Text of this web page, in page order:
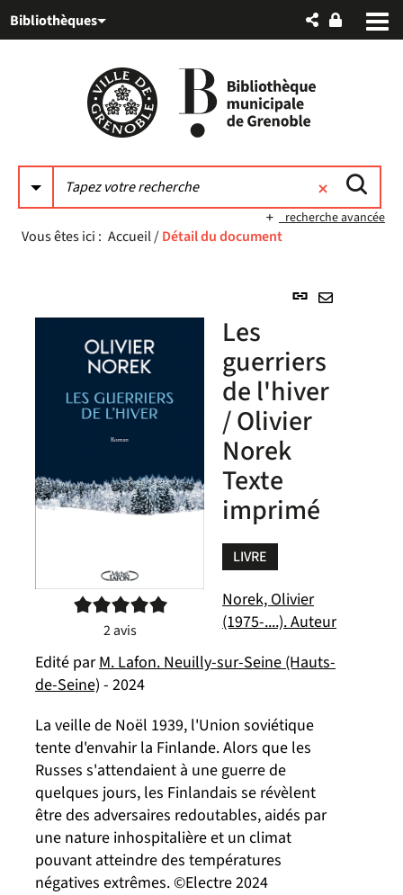
au
auBibliothèques
recherche avancée
Vous êtes ici : Accueil/Détail du document
Lien
mail
5/5
2avis
Les
guerriers
de l'hiver
/ Olivier
Norek
Texte
imprimé
LIVRE
Norek, Olivier
(1975-....). Auteur
Edité parM. Lafon. Neuilly-sur-Seine (Hauts-
de-Seine) - 2024
La veille de Noël 1939, l'Union soviétique
tente d'envahir la Finlande. Alors que les
Russes s'attendaient à une guerre de
quelques jours, les Finlandais se révèlent
être des adversaires redoutables, aidés par
une nature inhospitalière et un climat
pouvant atteindre des températures
négatives extrêmes. ©Electre 2024